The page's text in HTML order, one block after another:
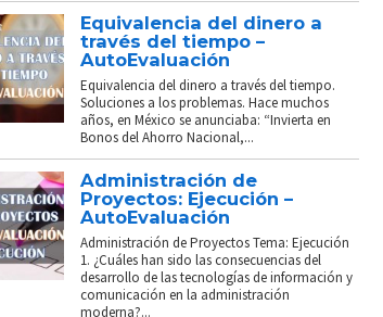
Equivalencia del dinero a
través del tiempo –
AutoEvaluación
Equivalencia del dinero a través del tiempo.
Soluciones a los problemas. Hace muchos
años, en México se anunciaba: “Invierta en
Bonos del Ahorro Nacional,...
Administración de
Proyectos: Ejecución –
AutoEvaluación
Administración de Proyectos Tema: Ejecución
1. ¿Cuáles han sido las consecuencias del
desarrollo de las tecnologías de información y
comunicación en la administración
moderna?...